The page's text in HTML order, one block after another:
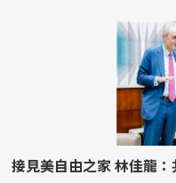
接見美自由之家 林佳龍